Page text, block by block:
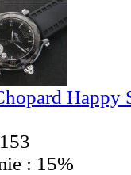
Happy
: 15%